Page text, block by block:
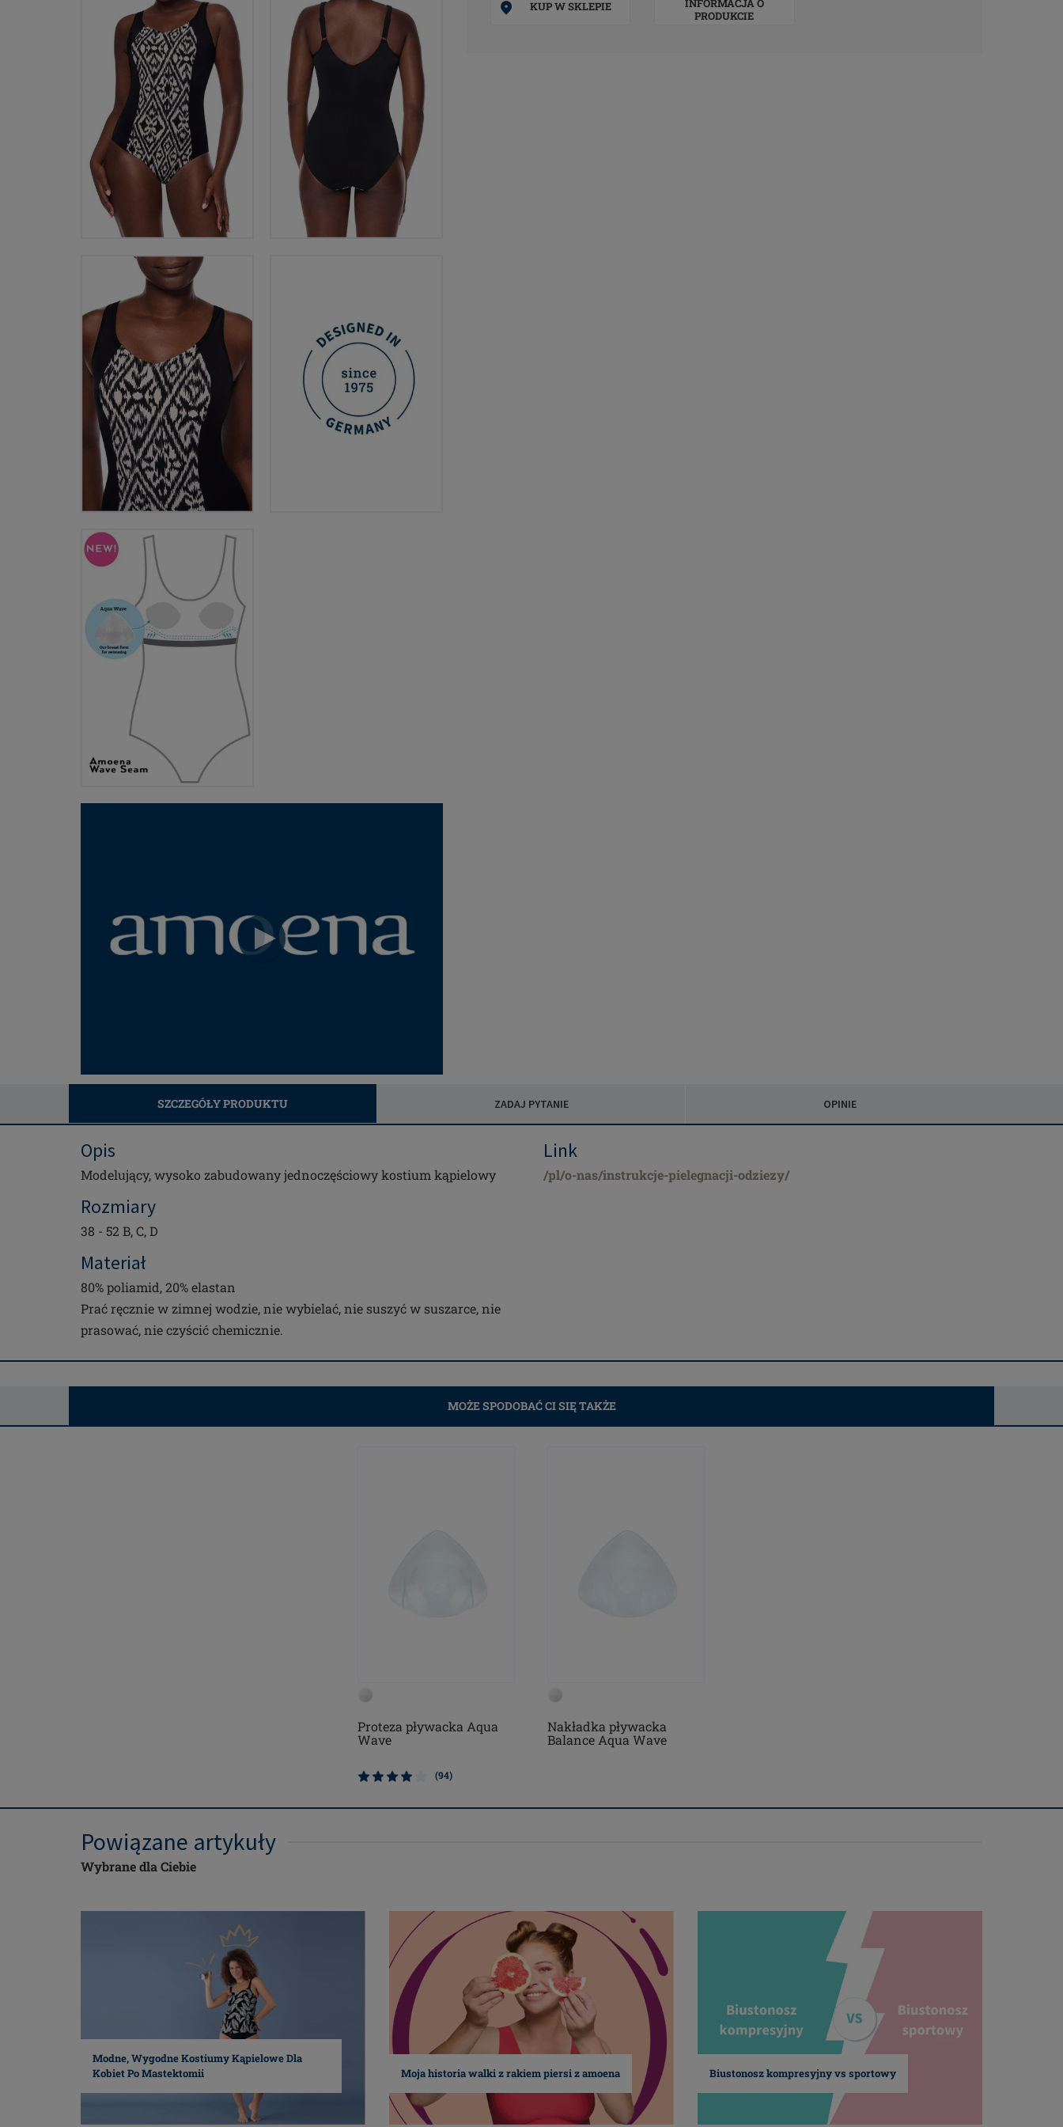
KUP W SKLEPIE
INFORMACJA O
PRODUKCIE
SZCZEGÓŁY PRODUKTU ZADAJ PYTANIE OPINIE
Opis
Modelujący, wysoko zabudowany jednoczęściowy kostium kąpielowy
Rozmiary
38 - 52 B, C, D
Materiał
80% poliamid, 20% elastan
Prać ręcznie w zimnej wodzie, nie wybielać, nie suszyć w suszarce, nie
prasować, nie czyścić chemicznie.
Link
/pl/o-nas/instrukcje-pielegnacji-odziezy/
MOŻE SPODOBAĆ CI SIĘ TAKŻE
Proteza pływacka Aqua
Wave
(94)
Nakładka pływacka
Balance Aqua Wave
Powiązane artykuły
Wybrane dla Ciebie
Modne, Wygodne Kostiumy Kąpielowe Dla
Kobiet Po Mastektomii
Moja historia walki z rakiem piersi z amoena Biustonosz kompresyjny vs sportowy